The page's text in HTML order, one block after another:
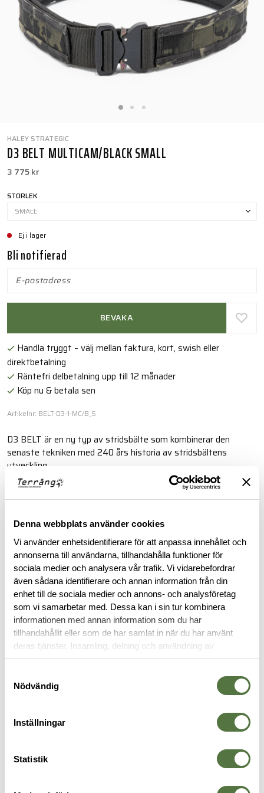
Denna webbplats använder cookies
Vi använder enhetsidentifierare för att anpassa innehållet och
annonserna till användarna, tillhandahålla funktioner för
sociala medier och analysera vår trafik. Vi vidarebefordrar
även sådana identifierare och annan information från din
enhet till de sociala medier och annons- och analysföretag
som vi samarbetar med. Dessa kan i sin tur kombinera
informationen med annan information som du har
tillhandahållit eller som de har samlat in när du har använt
deras tjänster. Insamling, delning och användning av
personuppgifter kan användas för personalisering av
Nödvändig
Inställningar
Statistik
HALEY STRATEGIC
D3 BELT MULTICAM/BLACK SMALL
3 775 kr
STORLEK
SMALL
Ej i lager
Bli notifierad
BEVAKA
Handla tryggt – välj mellan faktura, kort, swish eller
direktbetalning
Räntefri delbetalning upp till 12 månader
Köp nu & betala sen
Artikelnr: BELT-D3-1-MC/B_S
D3 BELT är en ny typ av stridsbälte som kombinerar den
senaste tekniken med 240 års historia av stridsbältens
utveckling.
Läs mer
BESKRIVNING
STORLEKSGUIDE
RECENSIONER
OM VARUMÄRKET